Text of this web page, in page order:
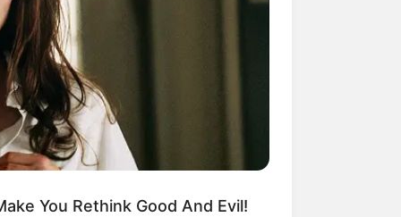
und weitere Informationen
im Umkreis dieses
You Rethink Good And Evil!
OC' Cast Then And Now - Where
20 Years Later?